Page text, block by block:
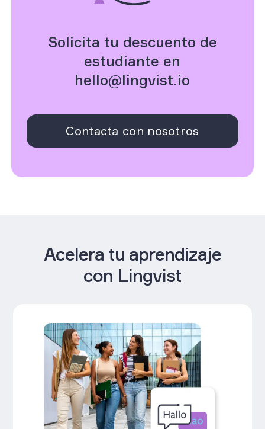
Solicita tu descuento de
estudiante en
hello@lingvist.io
Contacta con nosotros
Acelera tu aprendizaje
con Lingvist